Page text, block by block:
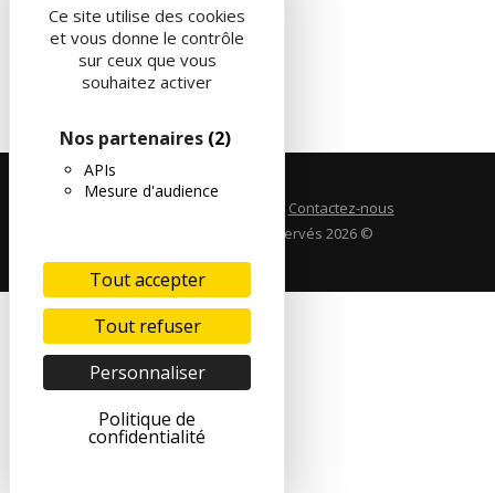
Ce site utilise des cookies
et vous donne le contrôle
sur ceux que vous
souhaitez activer
Nos partenaires (2)
APIs
Mesure d'audience
Tout accepter
Tout refuser
Personnaliser
Politique de
confidentialité
Contactez-nous
La SAJE | Tous droits réservés 2026 ©